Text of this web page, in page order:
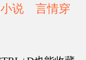
说
言情穿